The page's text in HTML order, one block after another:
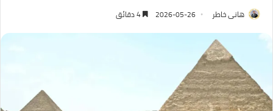
هانى خاطر 2026-05-26